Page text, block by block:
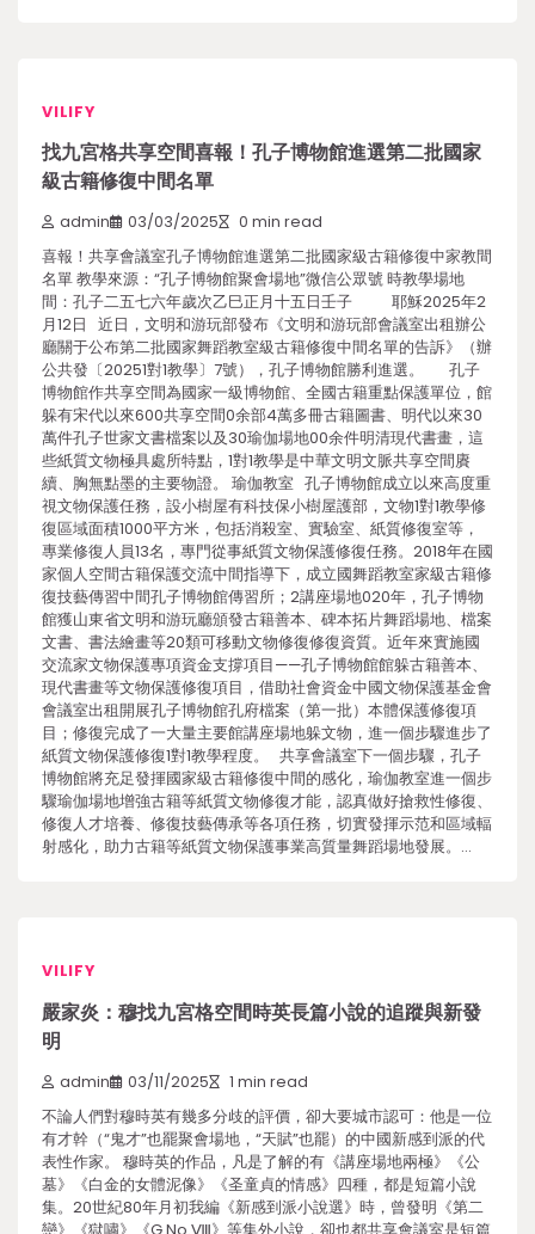
VILIFY
找九宮格共享空間喜報！孔子博物館進選第二批國家
級古籍修復中間名單
admin 03/03/2025 0 min read
喜報！共享會議室孔子博物館進選第二批國家級古籍修復中家教間
名單 教學來源：“孔子博物館聚會場地”微信公眾號 時教學場地
間：孔子二五七六年歲次乙巳正月十五日壬子 耶穌2025年2
月12日 近日，文明和游玩部發布《文明和游玩部會議室出租辦公
廳關于公布第二批國家舞蹈教室級古籍修復中間名單的告訴》（辦
公共發〔20251對1教學〕7號），孔子博物館勝利進選。 孔子
博物館作共享空間為國家一級博物館、全國古籍重點保護單位，館
躲有宋代以來600共享空間0余部4萬多冊古籍圖書、明代以來30
萬件孔子世家文書檔案以及30瑜伽場地00余件明清現代書畫，這
些紙質文物極具處所特點，1對1教學是中華文明文脈共享空間賡
續、胸無點墨的主要物證。 瑜伽教室 孔子博物館成立以來高度重
視文物保護任務，設小樹屋有科技保小樹屋護部，文物1對1教學修
復區域面積1000平方米，包括消殺室、實驗室、紙質修復室等，
專業修復人員13名，專門從事紙質文物保護修復任務。2018年在國
家個人空間古籍保護交流中間指導下，成立國舞蹈教室家級古籍修
復技藝傳習中間孔子博物館傳習所；2講座場地020年，孔子博物
館獲山東省文明和游玩廳頒發古籍善本、碑本拓片舞蹈場地、檔案
文書、書法繪畫等20類可移動文物修復修復資質。近年來實施國
交流家文物保護專項資金支撐項目——孔子博物館館躲古籍善本、
現代書畫等文物保護修復項目，借助社會資金中國文物保護基金會
會議室出租開展孔子博物館孔府檔案（第一批）本體保護修復項
目；修復完成了一大量主要館講座場地躲文物，進一個步驟進步了
紙質文物保護修復1對1教學程度。 共享會議室下一個步驟，孔子
博物館將充足發揮國家級古籍修復中間的感化，瑜伽教室進一個步
驟瑜伽場地增強古籍等紙質文物修復才能，認真做好搶救性修復、
修復人才培養、修復技藝傳承等各項任務，切實發揮示范和區域輻
射感化，助力古籍等紙質文物保護事業高質量舞蹈場地發展。…
VILIFY
嚴家炎：穆找九宮格空間時英長篇小說的追蹤與新發
明
admin 03/11/2025 1 min read
不論人們對穆時英有幾多分歧的評價，卻大要城市認可：他是一位
有才幹（“鬼才”也罷聚會場地，“天賦”也罷）的中國新感到派的代
表性作家。 穆時英的作品，凡是了解的有《講座場地兩極》《公
墓》《白金的女體泥像》《圣童貞的情感》四種，都是短篇小說
集。20世紀80年月初我編《新感到派小說選》時，曾發明《第二